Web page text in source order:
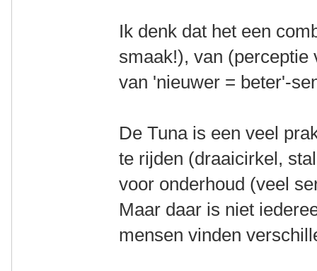
Ik denk dat het een
smaak!), van (perceptie
van 'nieuwer = beter'-
De Tuna is een veel
te rijden (draaicirkel,
voor onderhoud (veel
Maar daar is niet
mensen vinden